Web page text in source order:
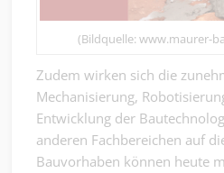
(Bildquelle: www.maurer-
Zudem wirken sich die
Mechanisierung,
Entwicklung der
anderen Fachbereichen auf
Bauvorhaben können heute